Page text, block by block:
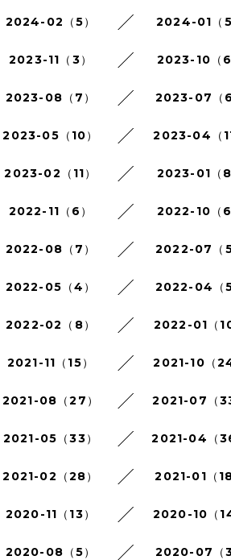
2024-02（5） 2024-01（5
2023-11（3） 2023-10（6
2023-08（7） 2023-07（6
2023-05（10） 2023-04（11
2023-02（11） 2023-01（8
2022-11（6） 2022-10（6
2022-08（7） 2022-07（5
2022-05（4） 2022-04（5
2022-02（8） 2022-01（10
2021-11（15） 2021-10（24
2021-08（27） 2021-07（33
2021-05（33） 2021-04（
2021-02（28） 2021-01（18
2020-11（13） 2020-10（14
2020-08（5） 2020-07（3